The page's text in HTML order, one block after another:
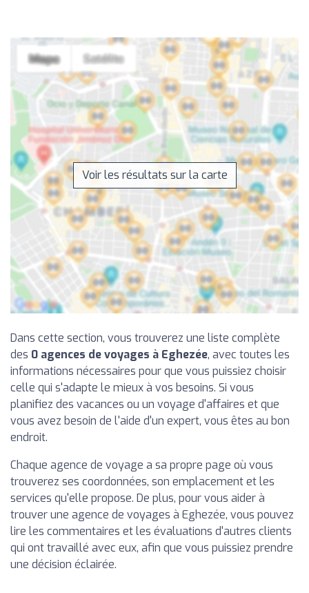
Voir les résultats sur la carte
Dans cette section, vous trouverez une liste complète
des 0 agences de voyages à Eghezée, avec toutes les
informations nécessaires pour que vous puissiez choisir
celle qui s'adapte le mieux à vos besoins. Si vous
planifiez des vacances ou un voyage d'affaires et que
vous avez besoin de l'aide d'un expert, vous êtes au bon
endroit.
Chaque agence de voyage a sa propre page où vous
trouverez ses coordonnées, son emplacement et les
services qu'elle propose. De plus, pour vous aider à
trouver une agence de voyages à Eghezée, vous pouvez
lire les commentaires et les évaluations d'autres clients
qui ont travaillé avec eux, afin que vous puissiez prendre
une décision éclairée.